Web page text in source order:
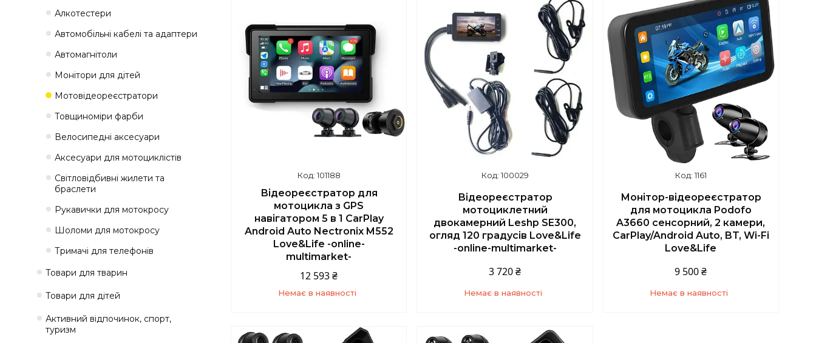
101188
Відеореєстратор для
мотоцикла з GPS
навігатором 5 в 1 CarPlay
Android Auto Nectronix M552
Love&Life -online-
multimarket-
12 593 ₴
Немає в наявності
+380 (67) 139-10-45
100029
Відеореєстратор
мотоциклетний
двокамерний Leshp SE300,
огляд 120 градусів Love&Life
-online-multimarket-
3 720 ₴
Немає в наявності
+380 (67) 139-10-45
1161
Монітор-відеореєстратор
для мотоцикла Podofo
A3660 сенсорний, 2 камери,
CarPlay/Android Auto, BT, Wi-Fi
Love&Life
9 500 ₴
Немає в наявності
Алкотестери
Автомобільні кабелі та адаптери
Автомагнітоли
Монітори для дітей
Мотовідеореєстратори
Товщиноміри фарби
Велосипедні аксесуари
Аксесуари для мотоциклістів
Світловідбивні жилети та
браслети
Рукавички для мотокросу
Шоломи для мотокросу
Тримачі для телефонів
Товари для тварин
Товари для дітей
Активний відпочинок, спорт,
туризм